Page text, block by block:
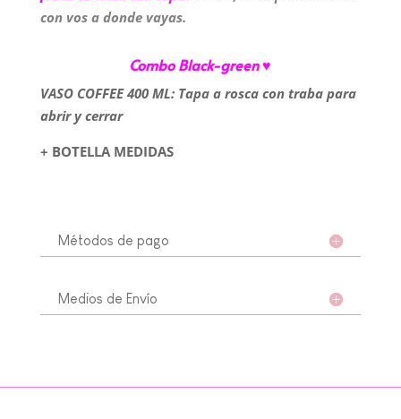
con vos a donde vayas.
Combo Black-green♥
VASO COFFEE 400 ML: Tapa a rosca con traba para
abrir y cerrar
+ BOTELLA MEDIDAS
Métodos de pago
Medios de Envío